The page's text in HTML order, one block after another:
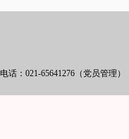
电话：021-65641276（党员管理）